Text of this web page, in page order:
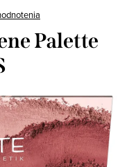
Palette